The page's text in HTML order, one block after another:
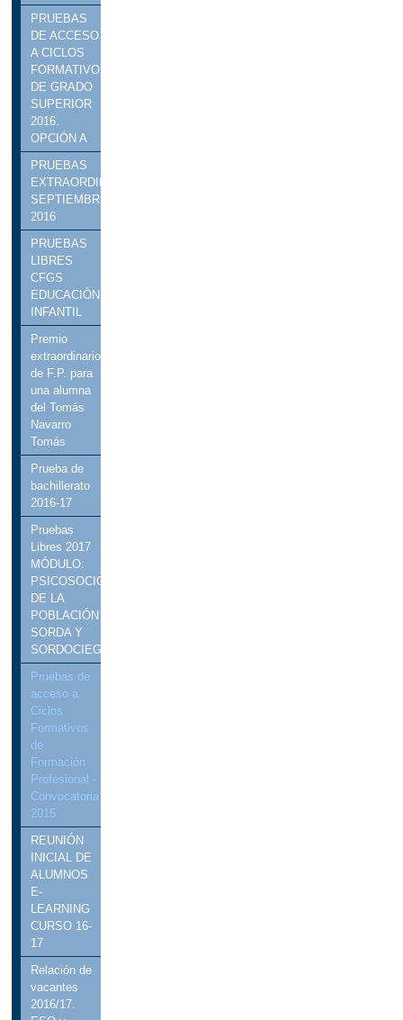
PRUEBAS
DE ACCESO
A CICLOS
FORMATIVOS
DE GRADO
SUPERIOR
2016.
OPCIÓN A
PRUEBAS
EXTRAORDINARIAS
SEPTIEMBRE
2016
PRUEBAS
LIBRES
CFGS
EDUCACIÓN
INFANTIL
Premio
extraordinario
de F.P. para
una alumna
del Tomás
Navarro
Tomás
Prueba de
bachillerato
2016-17
Pruebas
Libres 2017
MÓDULO:
PSICOSOCIOLOGÍA
DE LA
POBLACIÓN
SORDA Y
SORDOCIEGA.
Pruebas de
acceso a
Ciclos
Formativos
de
Formación
Profesional -
Convocatoria
2015
REUNIÓN
INICIAL DE
ALUMNOS
E-
LEARNING
CURSO 16-
17
Relación de
vacantes
2016/17.